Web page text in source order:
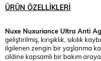
ÜRÜN ÖZELLIKLERI
Nuxe Nuxuriance Ultra Anti
geliştirilmiş, kırışıklık, sıkılık
ilgilenen zengin bir yaşlanma
cildine kapsamlı bir bakım